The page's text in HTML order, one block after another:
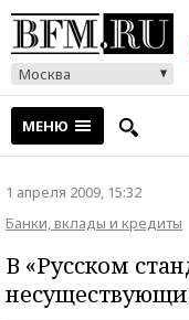
Москва
МЕНЮ
1 апреля 2009, 15:32
Банки, вклады и кредиты
В «Русском